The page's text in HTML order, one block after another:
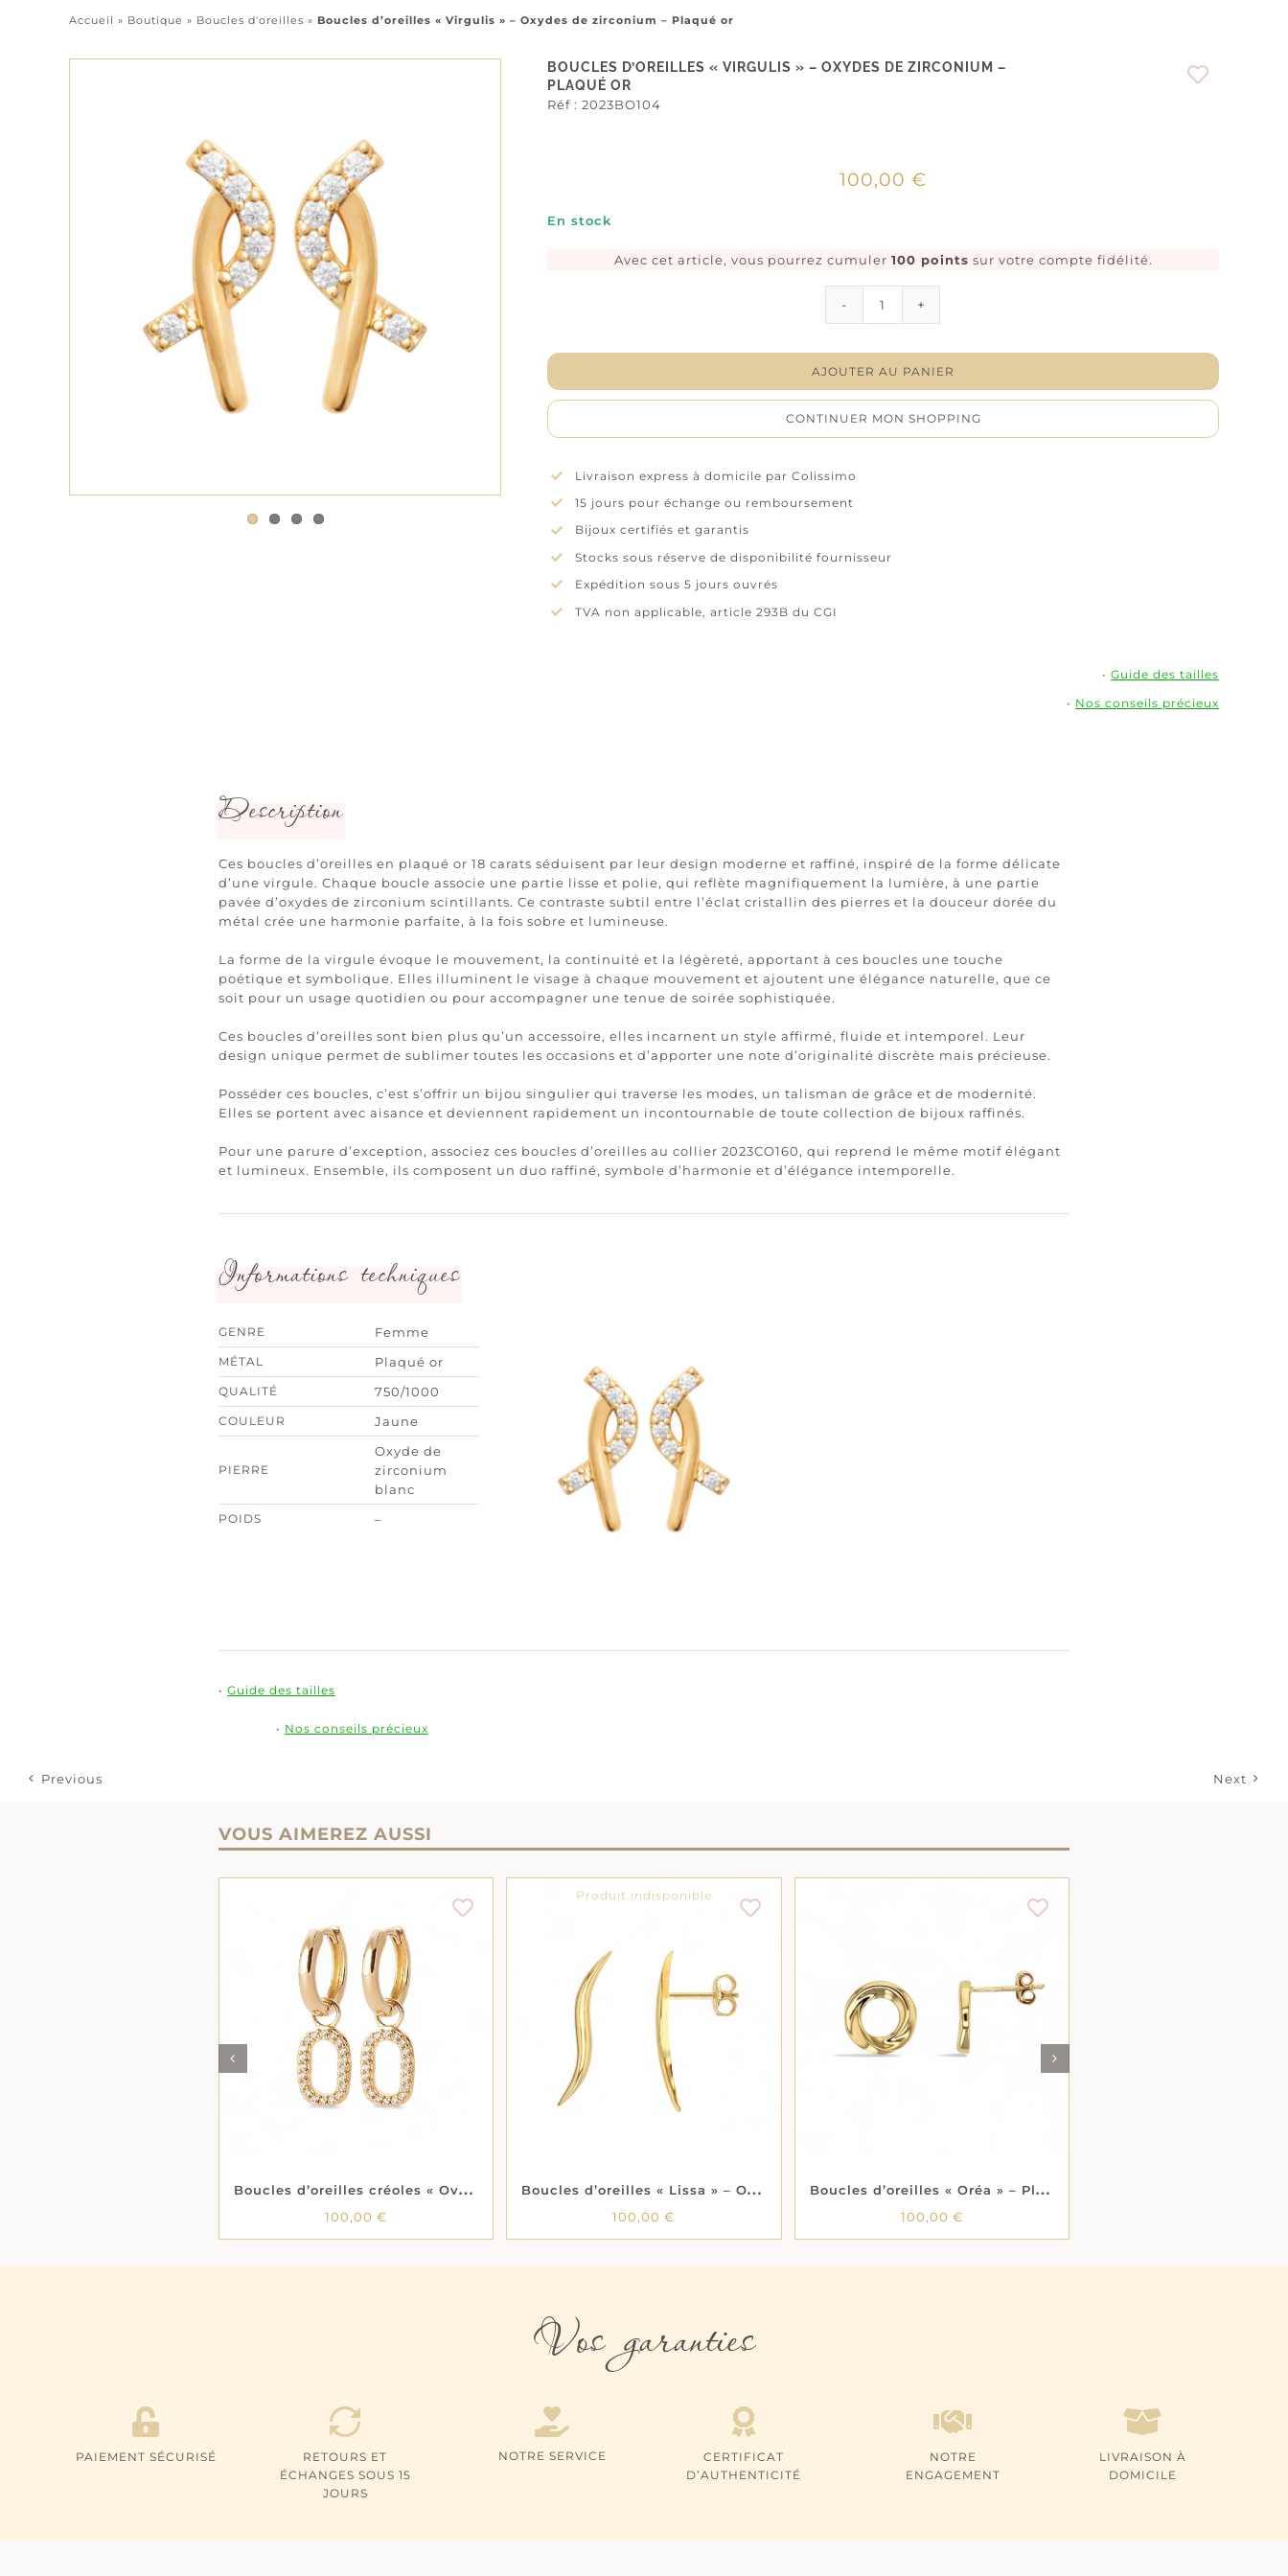
Accueil » Boutique » Boucles d'oreilles » Boucles d’oreilles « Virgulis » – Oxydes de zirconium – Plaqué or
BOUCLES D’OREILLES « VIRGULIS » – OXYDES DE ZIRCONIUM –
PLAQUÉ OR
Réf :2023BO104
100,00€
En stock
Avec cet article, vous pourrez cumuler 100 points sur votre compte fidélité.
d'oreilles
"Virgulis"
-
AJOUTER AU PANIER
CONTINUER MON SHOPPING
Livraison express à domicile par Colissimo
15 jours pour échange ou remboursement
Bijoux certifiés et garantis
Stocks sous réserve de disponibilité fournisseur
Expédition sous 5 jours ouvrés
TVA non applicable, article 293B du CGI
•Guide des tailles
• Nos conseils précieux
Description
Ces boucles d’oreilles en plaqué or 18 carats séduisent par leur design moderne et raffiné, inspiré de la forme délicate
d’une virgule. Chaque boucle associe une partie lisse et polie, qui reflète magnifiquement la lumière, à une partie
pavée d’oxydes de zirconium scintillants. Ce contraste subtil entre l’éclat cristallin des pierres et la douceur dorée du
métal crée une harmonie parfaite, à la fois sobre et lumineuse.
La forme de la virgule évoque le mouvement, la continuité et la légèreté, apportant à ces boucles une touche
poétique et symbolique. Elles illuminent le visage à chaque mouvement et ajoutent une élégance naturelle, que ce
soit pour un usage quotidien ou pour accompagner une tenue de soirée sophistiquée.
Ces boucles d’oreilles sont bien plus qu’un accessoire, elles incarnent un style affirmé, fluide et intemporel. Leur
design unique permet de sublimer toutes les occasions et d’apporter une note d’originalité discrète mais précieuse.
Posséder ces boucles, c’est s’offrir un bijou singulier qui traverse les modes, un talisman de grâce et de modernité.
Elles se portent avec aisance et deviennent rapidement un incontournable de toute collection de bijoux raffinés.
Pour une parure d’exception, associez ces boucles d’oreilles au collier 2023CO160, qui reprend le même motif élégant
et lumineux. Ensemble, ils composent un duo raffiné, symbole d’harmonie et d’élégance intemporelle.
Informations techniques
GENRE Femme
MÉTAL Plaqué or
QUALITÉ 750/1000
COULEUR Jaune
PIERRE
Oxyde de
zirconium
blanc
POIDS –
• Guide des tailles
• Nos conseils précieux
Previous Next
VOUS AIMEREZ AUSSI
B
oucles d’oreilles créoles « Ovalia »- Oxydes de zirconium – Plaqué or
100,00€
Produit indisponible
DÉTAILS
B
oucles d’oreilles « Lissa » – Or jaune 18 carats
100,00€
AJOUTER AU PANIER
/
B
oucles d’oreilles « Oréa » – Plaqué or
100,00 €
AJOUTER AU PANIER
DÉTAILS
Vos garanties
PAIEMENT SÉCURISÉ
RETOURS ET
ÉCHANGES SOUS 15
JOURS
NOTRE SERVICE
CERTIFICAT
D’AUTHENTICITÉ
NOTRE
ENGAGEMENT
LIVRAISON À
DOMICILE